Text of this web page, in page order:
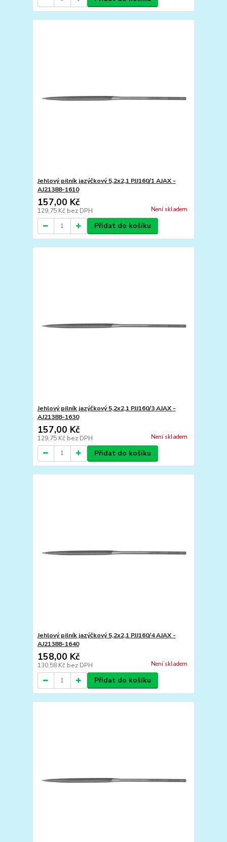
Jehlový pilník jazýčkový 5,2x2,1 PJJ160/1 AJAX -
AJ21388-1610
157,00 Kč
129,75 Kč bez DPH Není skladem
Přidat do košíku
Jehlový pilník jazýčkový 5,2x2,1 PJJ160/3 AJAX -
AJ21388-1630
157,00 Kč
129,75 Kč bez DPH Není skladem
Přidat do košíku
Jehlový pilník jazýčkový 5,2x2,1 PJJ160/4 AJAX -
AJ21388-1640
158,00 Kč
130,58 Kč bez DPH Není skladem
Přidat do košíku